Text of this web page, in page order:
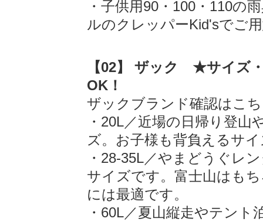
・子供用90・100・110の
ルのクレッパーKid'sでご
【02】 ザック ★サイズ
OK！
ザックブランド確認はこ
・20L／近場の日帰り登
ズ。お子様も背負えるサ
・28-35L／やまどうぐレ
サイズです。富士山はも
には最適です。
・60L／夏山縦走やテン